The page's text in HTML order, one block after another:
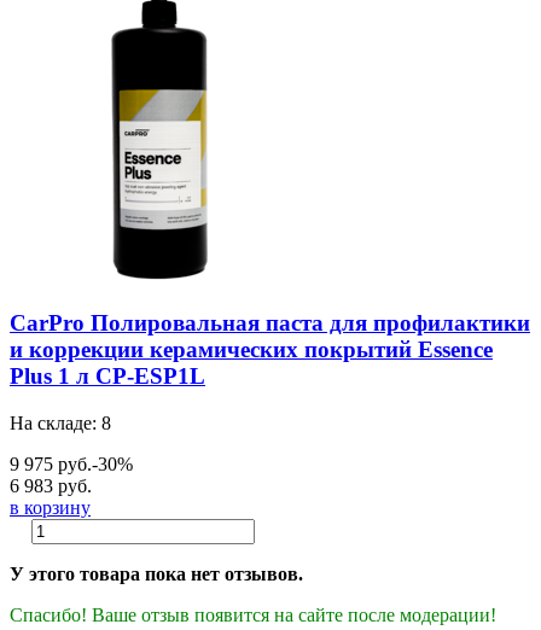
CarPro Полировальная паста для профилактики
и коррекции керамических покрытий Essence
Plus 1 л CP-ESP1L
На складе: 8
9 975 руб.-30%
6 983 руб.
в корзину
У этого товара пока нет отзывов.
Спасибо! Ваше отзыв появится на сайте после модерации!